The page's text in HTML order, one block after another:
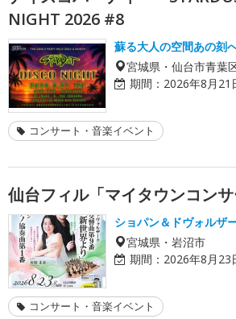
NIGHT 2026 #8
蘇る大人の空間あの刻
宮城県・仙台市青葉
期間： 2026年8月21
コンサート・音楽イベント
仙台フィル「マイタウンコンサ
ショパン＆ドヴォルザ
宮城県・岩沼市
期間： 2026年8月23
コンサート・音楽イベント